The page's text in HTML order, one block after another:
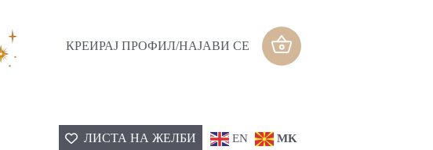
КРЕИРАЈ ПРОФИЛ/НАЈАВИ СЕ
ЛИСТА НА ЖЕЛБИ EN MK